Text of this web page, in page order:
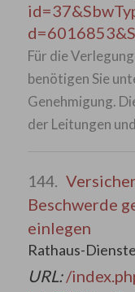
Für die
benötigen Sie
Genehmigung.
der Leitungen
144.
Beschwerde
einlegen
Rathaus-Dienste
URL:/